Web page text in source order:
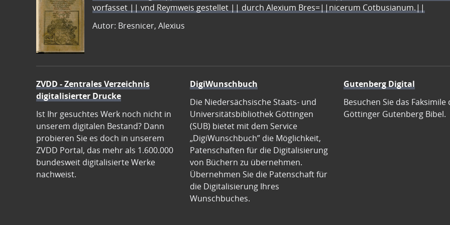
vorfasset || vnd Reymweis gestellet || durch Alexium Bres=||nicerum Cotbusianum.||
Autor: Bresnicer, Alexius
ZVDD - Zentrales Verzeichnis
digitalisierter Drucke
Ist Ihr gesuchtes Werk noch nicht in
unserem digitalen Bestand? Dann
probieren Sie es doch in unserem
ZVDD Portal, das mehr als 1.600.000
bundesweit digitalisierte Werke
nachweist.
DigiWunschbuch
Die Niedersächsische Staats- und
Universitätsbibliothek Göttingen
(SUB) bietet mit dem Service
„DigiWunschbuch” die Möglichkeit,
Patenschaften für die Digitalisierung
von Büchern zu übernehmen.
Übernehmen Sie die Patenschaft für
die Digitalisierung Ihres
Wunschbuches.
Gutenberg Digital
Besuchen Sie das Faksimile
Göttinger Gutenberg Bibel.